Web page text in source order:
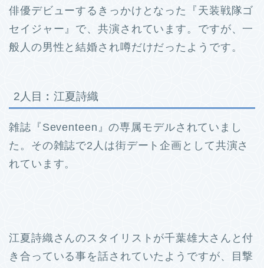
俳優デビューするきっかけとなった『天装戦隊ゴ
セイジャー』で、共演されています。 ですが、一
般人の男性と結婚され噂だけだったようです。
2人目︰江夏詩織
雑誌『Seventeen』の専属モデルされていまし
た。 その雑誌で2人は街デート企画として共演さ
れています。
江夏詩織さんのスタイリストが千葉雄大さんと付
き合っている事を話されていたようですが、目撃